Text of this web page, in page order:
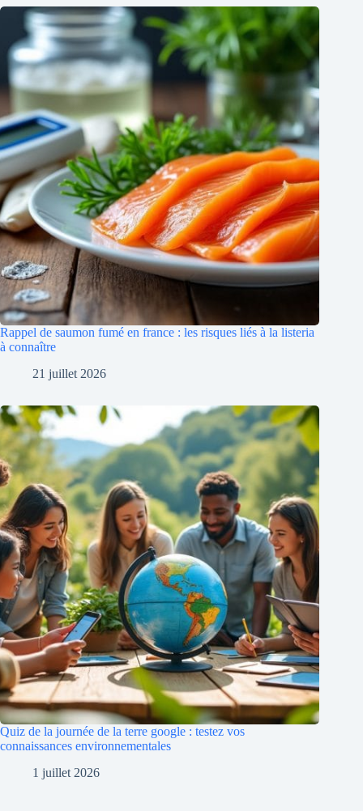
Rappel de saumon fumé en france : les risques liés à la listeria
à connaître
21 juillet 2026
Quiz de la journée de la terre google : testez vos
connaissances environnementales
1 juillet 2026